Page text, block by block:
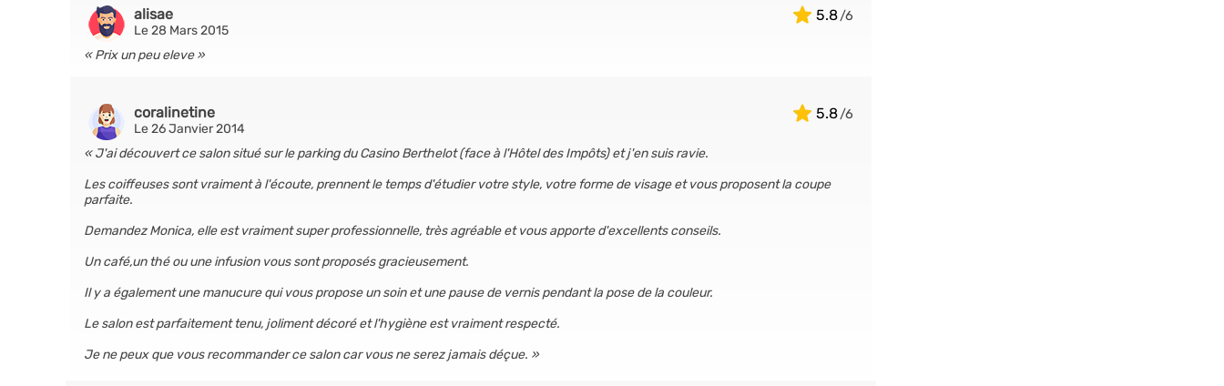
5.8
alisae
Le 28 Mars 2015
Prix un peu eleve
5.8
coralinetine
Le 26 Janvier 2014
J'ai découvert ce salon situé sur le parking du Casino Berthelot (face à l'Hôtel des Impôts) et j'en suis ravie.
Les coiffeuses sont vraiment à l'écoute, prennent le temps d'étudier votre style, votre forme de visage et vous proposent la coupe
parfaite.
Demandez Monica, elle est vraiment super professionnelle, très agréable et vous apporte d'excellents conseils.
Un café,un thé ou une infusion vous sont proposés gracieusement.
Il y a également une manucure qui vous propose un soin et une pause de vernis pendant la pose de la couleur.
Le salon est parfaitement tenu, joliment décoré et l'hygiène est vraiment respecté.
Je ne peux que vous recommander ce salon car vous ne serez jamais déçue.